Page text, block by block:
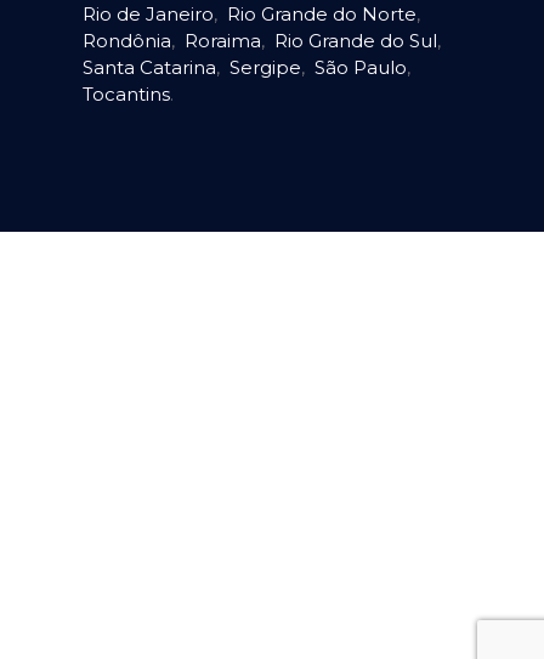
Rio de Janeiro, Rio Grande do Norte,
Rondônia, Roraima, Rio Grande do Sul,
Santa Catarina, Sergipe, São Paulo,
Tocantins.